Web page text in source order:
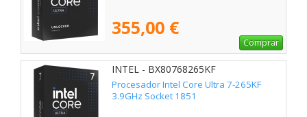
355,00 €
Comprar
INTEL - BX80768265KF
Procesador Intel Core Ultra 7-265KF
3.9GHz Socket 1851